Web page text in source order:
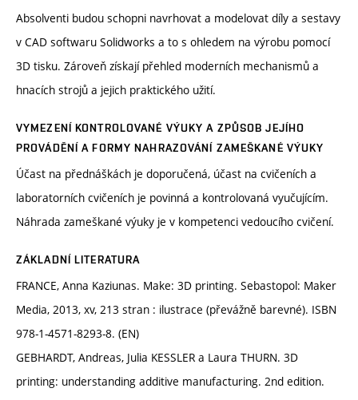
Absolventi budou schopni navrhovat a modelovat díly a sestavy
v CAD softwaru Solidworks a to s ohledem na výrobu pomocí
3D tisku. Zároveň získají přehled moderních mechanismů a
hnacích strojů a jejich praktického užití.
VYMEZENÍ KONTROLOVANÉ VÝUKY A ZPŮSOB JEJÍHO
PROVÁDĚNÍ A FORMY NAHRAZOVÁNÍ ZAMEŠKANÉ VÝUKY
Účast na přednáškách je doporučená, účast na cvičeních a
laboratorních cvičeních je povinná a kontrolovaná vyučujícím.
Náhrada zameškané výuky je v kompetenci vedoucího cvičení.
ZÁKLADNÍ LITERATURA
FRANCE, Anna Kaziunas. Make: 3D printing. Sebastopol: Maker
Media, 2013, xv, 213 stran : ilustrace (převážně barevné). ISBN
978-1-4571-8293-8. (EN)
GEBHARDT, Andreas, Julia KESSLER a Laura THURN. 3D
printing: understanding additive manufacturing. 2nd edition.